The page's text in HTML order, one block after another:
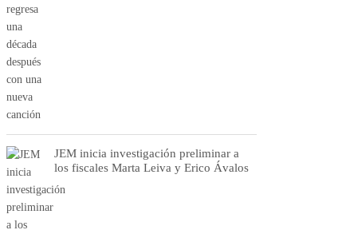
JEM inicia investigación preliminar a
los fiscales Marta Leiva y Erico Ávalos